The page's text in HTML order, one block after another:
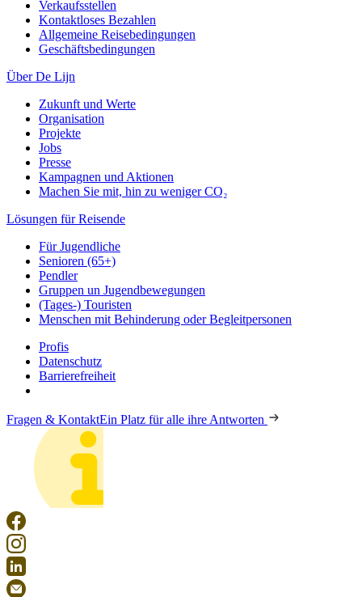
Verkaufsstellen
Kontaktloses Bezahlen
Allgemeine Reisebedingungen
Geschäftsbedingungen
Über De Lijn
Zukunft und Werte
Organisation
Projekte
Jobs
Presse
Kampagnen und Aktionen
Machen Sie mit, hin zu weniger CO₂
Lösungen für Reisende
Für Jugendliche
Senioren (65+)
Pendler
Gruppen un Jugendbewegungen
(Tages-) Touristen
Menschen mit Behinderung oder Begleitpersonen
Profis
Datenschutz
Barrierefreiheit
Fragen & KontaktEin Platz für alle ihre Antworten